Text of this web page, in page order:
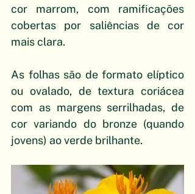
cor marrom, com ramificações
cobertas por saliências de cor
mais clara.
As folhas são de formato elíptico
ou ovalado, de textura coriácea
com as margens serrilhadas, de
cor variando do bronze (quando
jovens) ao verde brilhante.